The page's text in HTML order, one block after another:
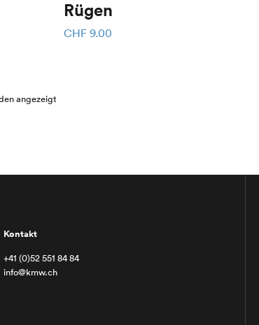
Rügen
CHF 9.00
angezeigt
Kontakt
+41 (0)52 551 84 84
info@kmw.ch